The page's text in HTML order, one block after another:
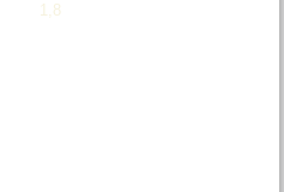
1,8